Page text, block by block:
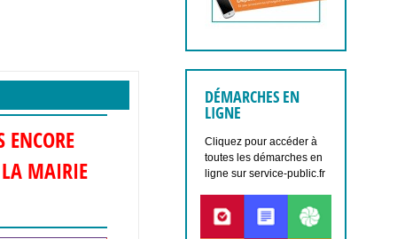
ENCORE
LA MAIRIE
DÉMARCHES EN
LIGNE
Cliquez pour accéder à
toutes les démarches en
ligne sur service-public.fr